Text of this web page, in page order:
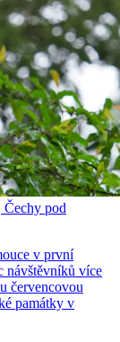
Čechy pod
v první
návštěvníků více
červencovou
památky v